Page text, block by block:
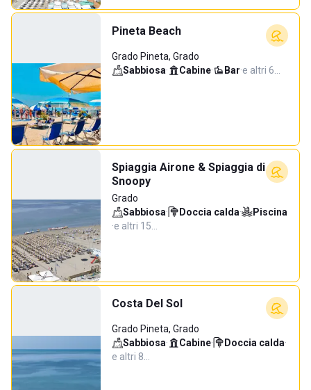
Pineta Beach
Grado Pineta, Grado
Sabbiosa· Cabine· Bar·e altri 6…
Spiaggia Airone & Spiaggia di
Snoopy
Grado
Sabbiosa· Doccia calda·
Piscina
·e altri 15…
Costa Del Sol
Grado Pineta, Grado
Sabbiosa· Cabine· Doccia calda·
e altri 8…